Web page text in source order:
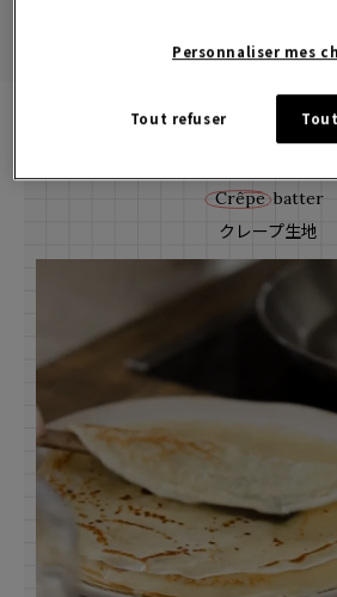
All
Crêpebatter
クレープ生地
Personnaliser mes
Tout refuser